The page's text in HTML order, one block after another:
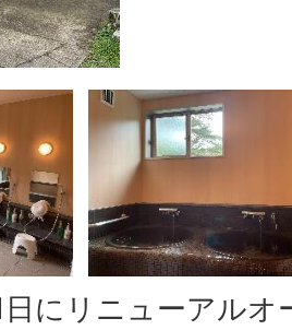
にリニューアルオ